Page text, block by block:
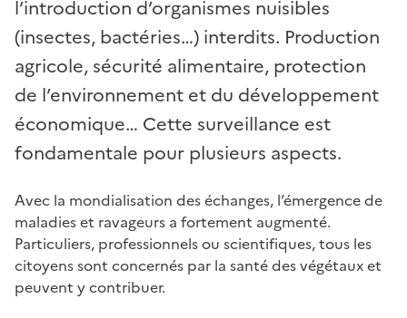
l’introduction d’organismes nuisibles
(insectes, bactéries…) interdits. Production
agricole, sécurité alimentaire, protection
de l’environnement et du développement
économique… Cette surveillance est
fondamentale pour plusieurs aspects.
Avec la mondialisation des échanges, l’émergence de
maladies et ravageurs a fortement augmenté.
Particuliers, professionnels ou scientifiques, tous les
citoyens sont concernés par la santé des végétaux et
peuvent y contribuer.